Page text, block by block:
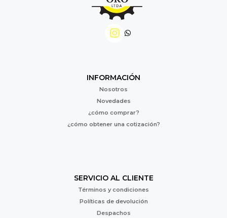
INFORMACIÓN
Nosotros
Novedades
¿cómo comprar?
¿cómo obtener una cotización?
SERVICIO AL CLIENTE
Términos y condiciones
Políticas de devolución
Despachos